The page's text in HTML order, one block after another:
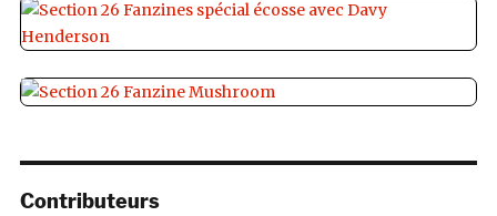
Contributeurs